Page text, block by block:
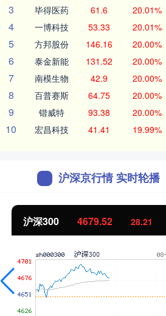
3 毕得医药 61.6 20.01%
4 一博科技 53.33 20.01%
5 方邦股份 146.16 20.00%
6 泰金新能 131.52 20.00%
7 南模生物 42.9 20.00%
8 百普赛斯 64.75 20.00%
9 锴威特 93.38 20.00%
10 宏昌科技 41.41 19.99%
沪深京行情 实时轮播
北证50 1127.06 4.19